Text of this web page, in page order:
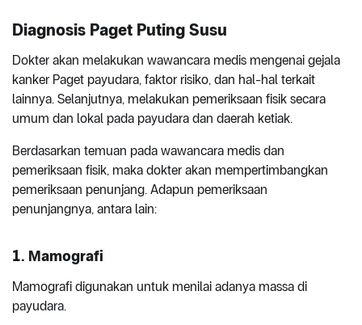
Diagnosis Paget Puting Susu
Dokter akan melakukan wawancara medis mengenai gejala
kanker Paget payudara, faktor risiko, dan hal-hal terkait
lainnya. Selanjutnya, melakukan pemeriksaan fisik secara
umum dan lokal pada payudara dan daerah ketiak.
Berdasarkan temuan pada wawancara medis dan
pemeriksaan fisik, maka dokter akan mempertimbangkan
pemeriksaan penunjang. Adapun pemeriksaan
penunjangnya, antara lain:
1. Mamografi
Mamografi digunakan untuk menilai adanya massa di
payudara.